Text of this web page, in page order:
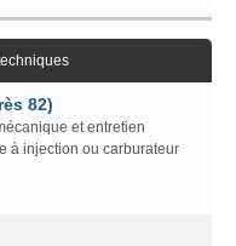
82)
et entretien
à injection ou carburateur